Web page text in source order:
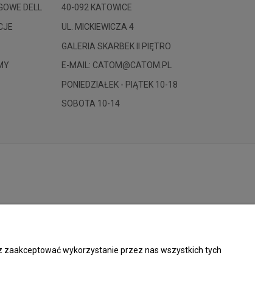
DELL
40-092 KATOWICE
UL. MICKIEWICZA 4
GALERIA SKARBEK II PIĘTRO
E-MAIL: CATOM@CATOM.PL
PONIEDZIAŁEK - PIĄTEK 10-18
SOBOTA 10-14
zaakceptować wykorzystanie przez nas wszystkich tych